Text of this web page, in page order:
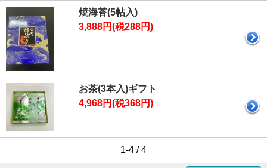
焼海苔(5帖入)
3,888円(税288円)
お茶(3本入)ギフト
4,968円(税368円)
1-4 / 4